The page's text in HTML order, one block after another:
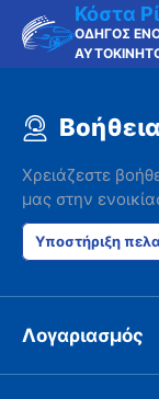
Κόστα
ΟΔΗΓΟΣ
Χρειάζεστε
μας στην
Υποστήριξη
Λογαριασμός